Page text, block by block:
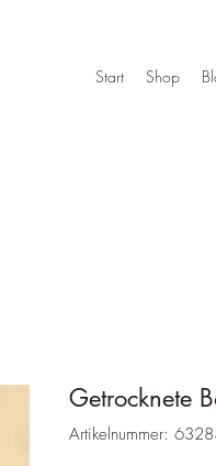
Start Shop
Getrocknete
Artikelnummer: